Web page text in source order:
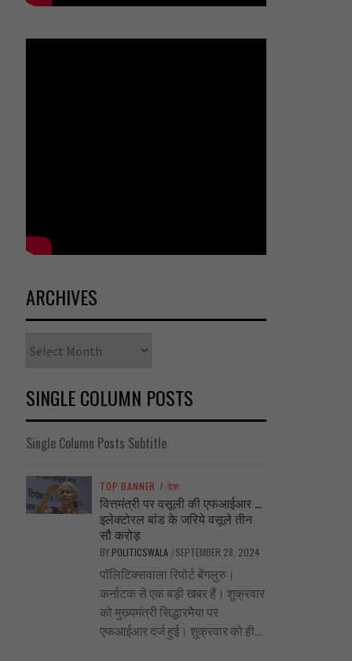
ARCHIVES
SINGLE COLUMN POSTS
Single Column Posts Subtitle
TOP BANNER / देश
वित्तमंत्री पर वसूली की एफआईआर …
इलेक्टोरल बांड के जरिये वसूले तीन
सौ करोड़
BY POLITICSWALA / SEPTEMBER 28, 2024
पॉलिटिक्सवाला रिपोर्ट बेंगलुरु।
कर्नाटक से एक बड़ी खबर हैं। शुक्रवार
को मुख्यमंत्री सिद्धारमैया पर
एफआईआर दर्ज हुई। शुक्रवार को ही...